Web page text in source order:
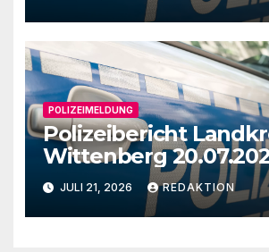
POLIZEIMELDUNG
Polizeibericht
Wittenberg
JULI 21, 2026 REDAKTION